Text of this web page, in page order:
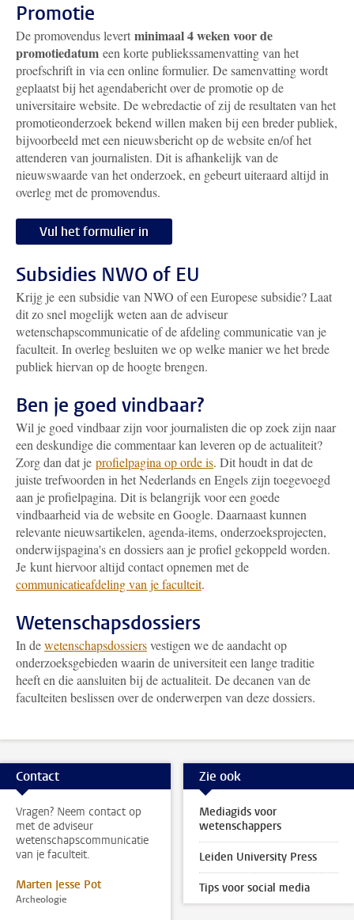
Promotie
De promovendus levert minimaal 4 weken voor de
promotiedatum een korte publiekssamenvatting van het
proefschrift in via een online formulier. De samenvatting wordt
geplaatst bij het agendabericht over de promotie op de
universitaire website. De webredactie of zij de resultaten van het
promotieonderzoek bekend willen maken bij een breder publiek,
bijvoorbeeld met een nieuwsbericht op de website en/of het
attenderen van journalisten. Dit is afhankelijk van de
nieuwswaarde van het onderzoek, en gebeurt uiteraard altijd in
overleg met de promovendus.
Vul het formulier in
Subsidies NWO of EU
Krijg je een subsidie van NWO of een Europese subsidie? Laat
dit zo snel mogelijk weten aan de adviseur
wetenschapscommunicatie of de afdeling communicatie van je
faculteit. In overleg besluiten we op welke manier we het brede
publiek hiervan op de hoogte brengen.
Ben je goed vindbaar?
Wil je goed vindbaar zijn voor journalisten die op zoek zijn naar
een deskundige die commentaar kan leveren op de actualiteit?
Zorg dan dat je profielpagina op orde is. Dit houdt in dat de
juiste trefwoorden in het Nederlands en Engels zijn toegevoegd
aan je profielpagina. Dit is belangrijk voor een goede
vindbaarheid via de website en Google. Daarnaast kunnen
relevante nieuwsartikelen, agenda-items, onderzoeksprojecten,
onderwijspagina's en dossiers aan je profiel gekoppeld worden.
Je kunt hiervoor altijd contact opnemen met de
communicatieafdeling van je faculteit.
Wetenschapsdossiers
In dewetenschapsdossiersvestigen we de aandacht op
onderzoeksgebieden waarin de universiteit een lange traditie
heeft en die aansluiten bij de actualiteit. De decanen van de
faculteiten beslissen over de onderwerpen van deze dossiers.
Contact
Vragen? Neem contact op
met de adviseur
wetenschapscommunicatie
van je faculteit.
Marten Jesse Pot
Archeologie
Zie ook
Mediagids voor
wetenschappers
Leiden University Press
Tips voor social media